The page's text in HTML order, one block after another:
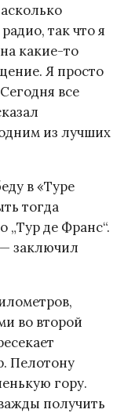
так что я
какие-то
Я просто
все
из лучших
в «Туре
тогда
„Тур де Франс“.
заключил
во второй
Пелотону
гору.
получить